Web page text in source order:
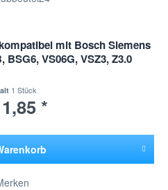
mit Bosch Siemens
BSG6, VS06G, VSZ3, Z3.0
1 Stück
*